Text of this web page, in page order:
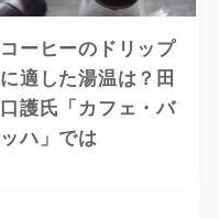
コーヒーのドリップ
に適した湯温は？田
口護氏「カフェ・バ
ッハ」では